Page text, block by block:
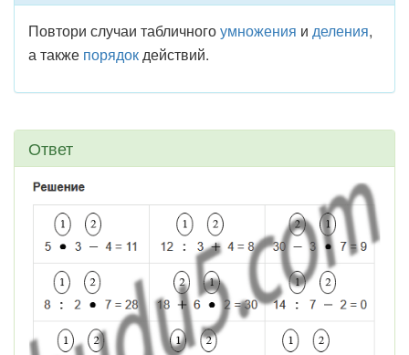
Повтори случаи табличногоумножения и деления,
а также порядокдействий.
Ответ